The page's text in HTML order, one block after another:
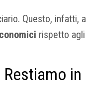
Questo, infatti,
rispetto